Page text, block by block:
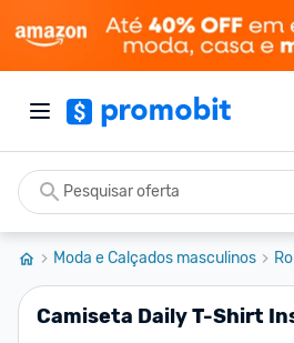
Moda e Calçados masculinos
Camiseta Daily T-Shirt